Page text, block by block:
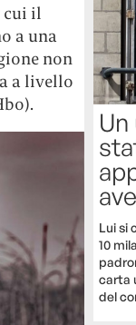
cui il
a una
non
a livello
Lui si
10
carta
del